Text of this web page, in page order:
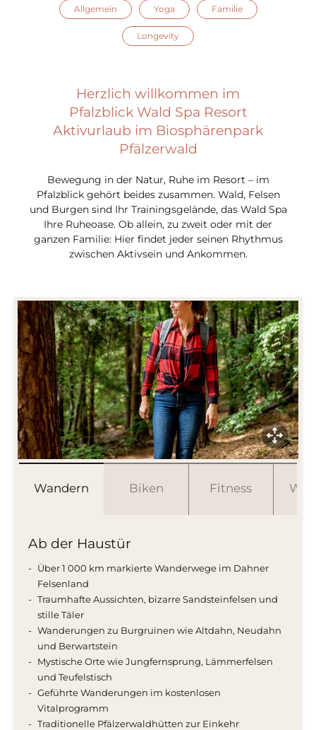
Allgemein Yoga Familie
Longevity
Herzlich willkommen im
Pfalzblick Wald Spa Resort
Aktivurlaub im Biosphärenpark
Pfälzerwald
Bewegung in der Natur, Ruhe im Resort – im
Pfalzblick gehört beides zusammen. Wald, Felsen
und Burgen sind Ihr Trainingsgelände, das Wald Spa
Ihre Ruheoase. Ob allein, zu zweit oder mit der
ganzen Familie: Hier findet jeder seinen Rhythmus
zwischen Aktivsein und Ankommen.
Wandern Biken Fitness
Ab der Haustür
Über1 000 km markierte Wanderwege im Dahner
Felsenland
Traumhafte Aussichten, bizarre Sandsteinfelsen und
stille Täler
Wanderungen zu Burgruinen wie Altdahn, Neudahn
und Berwartstein
Mystische Orte wie Jungfernsprung, Lämmerfelsen
und Teufelstisch
GeführteWanderungen im kostenlosen
Vitalprogramm
Traditionelle Pfälzerwaldhütten zur Einkehr